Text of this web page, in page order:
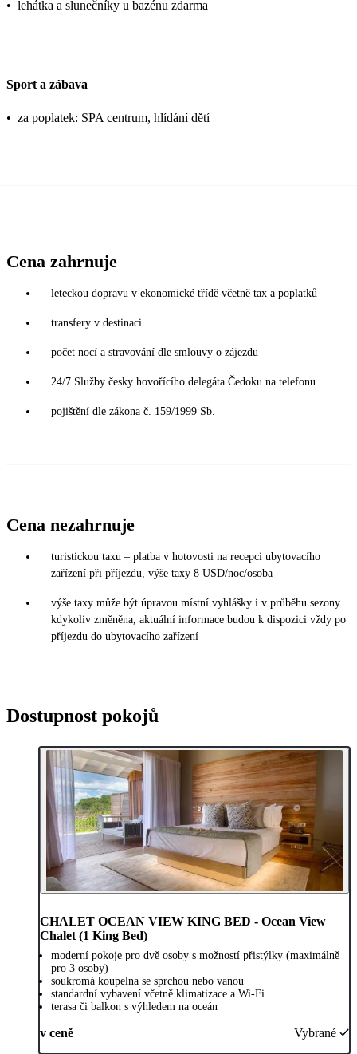
• lehátka a slunečníky u bazénu zdarma
Sport a zábava
• za poplatek: SPA centrum, hlídání dětí
Cena zahrnuje
leteckou dopravu v ekonomické třídě včetně tax a poplatků
transfery v destinaci
počet nocí a stravování dle smlouvy o zájezdu
24/7 Služby česky hovořícího delegáta Čedoku na telefonu
pojištění dle zákona č. 159/1999 Sb.
Cena nezahrnuje
turistickou taxu – platba v hotovosti na recepci ubytovacího
zařízení při příjezdu, výše taxy 8 USD/noc/osoba
výše taxy může být úpravou místní vyhlášky i v průběhu sezony
kdykoliv změněna, aktuální informace budou k dispozici vždy po
příjezdu do ubytovacího zařízení
Dostupnost pokojů
CHALET OCEAN VIEW KING BED - Ocean View
Chalet (1 King Bed)
moderní pokoje pro dvě osoby s možností přistýlky (maximálně
pro 3 osoby)
soukromá koupelna se sprchou nebo vanou
standardní vybavení včetně klimatizace a Wi-Fi
terasa či balkon s výhledem na oceán
v ceně Vybrané